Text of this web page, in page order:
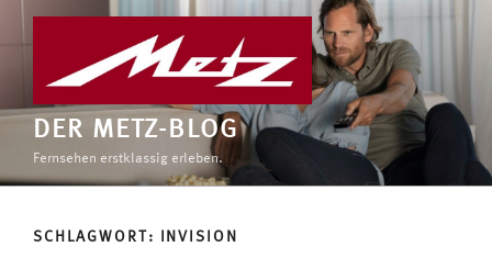
DER METZ-BLOG
Fernsehen erstklassig erleben.
SCHLAGWORT: INVISION